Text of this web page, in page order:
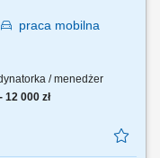
praca mobilna
/ menedżer
12 000 zł